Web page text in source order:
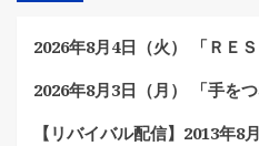
2026年8月4日（火） 「ＲＥ
2026年8月3日（月） 「手を
【リバイバル配信】2013年8